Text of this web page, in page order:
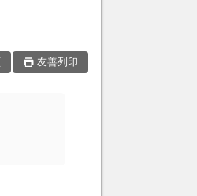
友善列印